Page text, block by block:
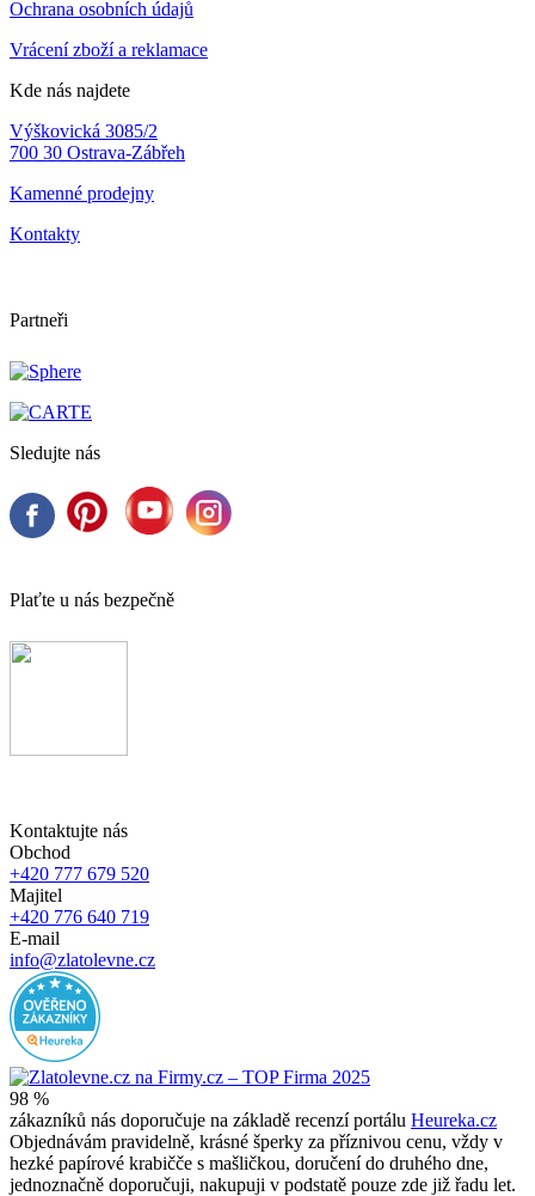
Ochrana osobních údajů
Vrácení zboží a reklamace
Kde nás najdete
Výškovická 3085/2
700 30 Ostrava-Zábřeh
Kamenné prodejny
Kontakty
Partneři
Sledujte nás
Plaťte u nás bezpečně
Kontaktujte nás
Obchod
+420 777 679 520
Majitel
+420 776 640 719
E-mail
info@zlatolevne.cz
98 %
zákazníků nás doporučuje na základě recenzí portálu Heureka.cz
Objednávám pravidelně, krásné šperky za příznivou cenu, vždy v
hezké papírové krabičče s mašličkou, doručení do druhého dne,
jednoznačně doporučuji, nakupuji v podstatě pouze zde již řadu let.